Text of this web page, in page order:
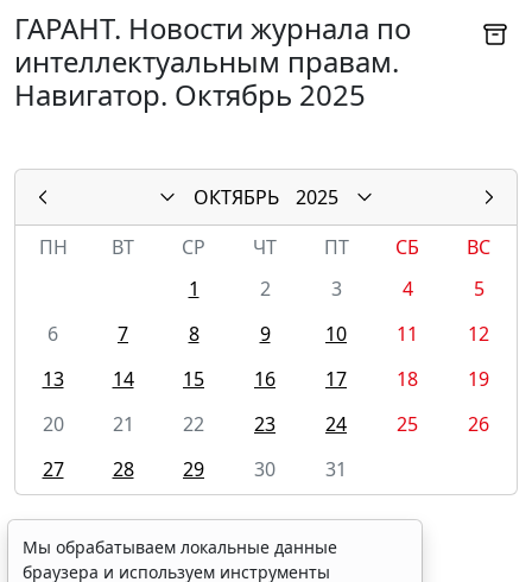
ГАРАНТ. Новости журнала по
интеллектуальным правам.
Навигатор. Октябрь 2025
ОКТЯБРЬ
2025
ПН
ВТ СР ЧТ ПТ СБ
ВС
1
2 3 4
5
6
7 8 9 10 11
12
13
14 15 16 17 18
19
20
21 22 23 24 25
26
27
28 29 30 31
Мы обрабатываем локальные данные
браузера и используем инструменты